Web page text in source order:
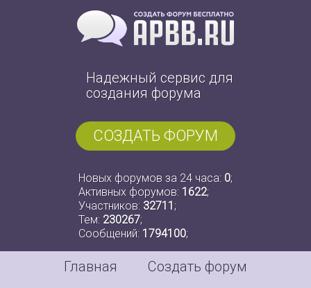
Надежный сервис для
создания форума
СОЗДАТЬ ФОРУМ
Новых форумов за 24 часа: 0;
Активных форумов: 1622;
Участников: 32711 ;
Тем: 230267;
Сообщений: 1794100;
Главная
Создать форум